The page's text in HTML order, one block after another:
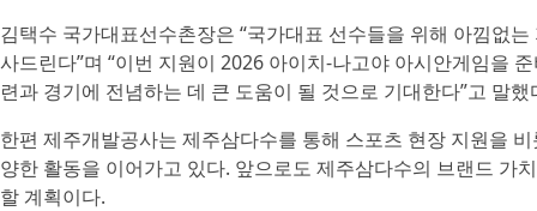
김택수 국가대표선수촌장은 “국가대표 선수들을 위해 아낌없
사드린다”며 “이번 지원이 2026 아이치-나고야 아시안게임을
련과 경기에 전념하는 데 큰 도움이 될 것으로 기대한다”고 말했
한편 제주개발공사는 제주삼다수를 통해 스포츠 현장 지원을
양한 활동을 이어가고 있다. 앞으로도 제주삼다수의 브랜드 가
할 계획이다.